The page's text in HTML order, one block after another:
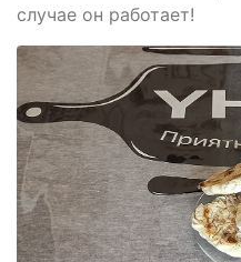
случае он работает!